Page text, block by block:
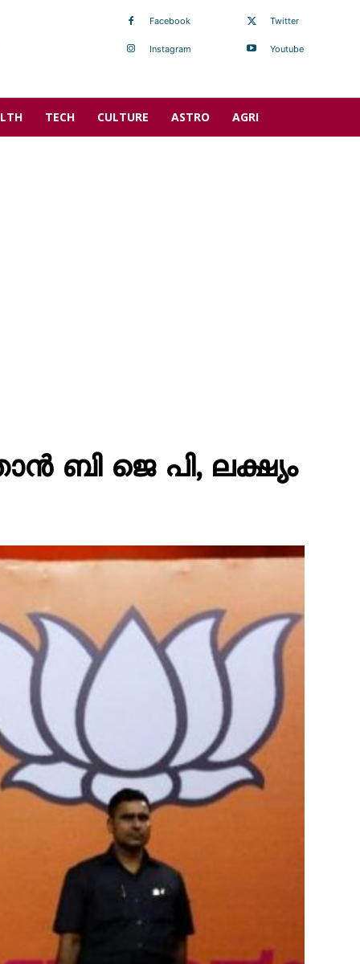
Facebook
Instagram
Twitter
Youtube
TECH CULTURE ASTRO AGRI
ബി ജെ പി, ലക്ഷ്യം